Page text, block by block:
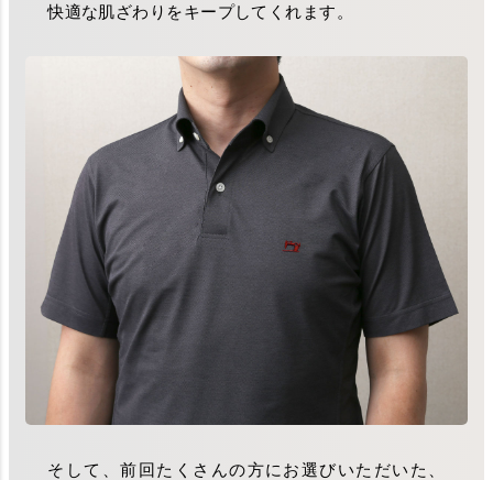
快適な肌ざわりをキープしてくれます。
そして、前回たくさんの方にお選びいただいた、